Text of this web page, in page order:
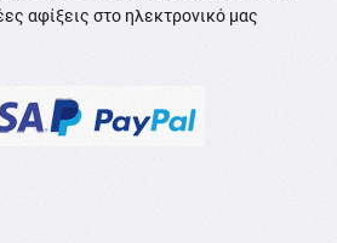
αφίξεις στο ηλεκτρονικό μας